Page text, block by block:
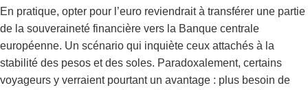
En pratique, opter pour l’euro reviendrait à transférer une partie
de la souveraineté financière vers la Banque centrale
européenne. Un scénario qui inquiète ceux attachés à la
stabilité des pesos et des soles. Paradoxalement, certains
voyageurs y verraient pourtant un avantage : plus besoin de